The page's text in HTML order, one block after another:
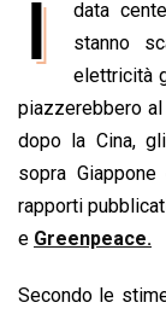
o
o
k
a
s
A
p
p
I
data
stanno
elettricità
piazzerebbero
dopo la Cina,
sopra
rapporti
e Greenpeace.
Secondo le